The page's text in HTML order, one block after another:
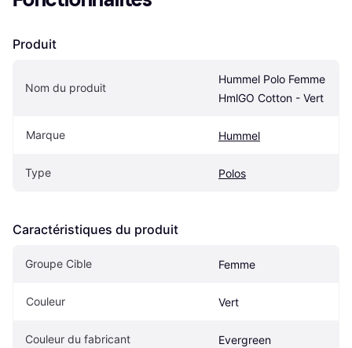
Produit
Nom du produit
Hummel Polo Femme
HmlGO Cotton - Vert
Marque Hummel
Type Polos
Caractéristiques du produit
Groupe Cible Femme
Couleur Vert
Couleur du fabricant Evergreen